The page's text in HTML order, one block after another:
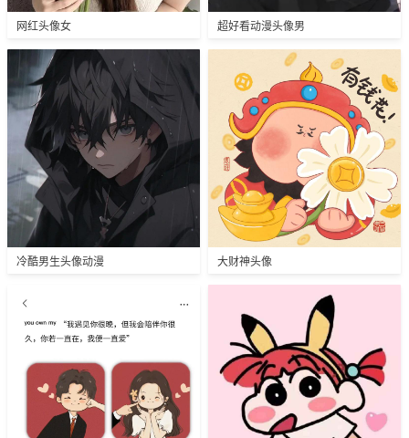
网红头像女 超好看动漫头像男
冷酷男生头像动漫 大财神头像